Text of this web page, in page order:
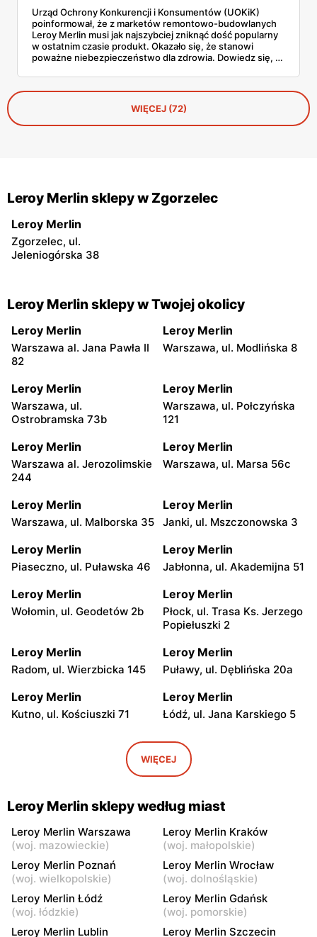
Urząd Ochrony Konkurencji i Konsumentów (UOKiK)
poinformował, że z marketów remontowo-budowlanych
Leroy Merlin musi jak najszybciej zniknąć dość popularny
w ostatnim czasie produkt. Okazało się, że stanowi
poważne niebezpieczeństwo dla zdrowia. Dowiedz się, o
WIĘCEJ (72)
Leroy Merlin sklepy w Zgorzelec
Leroy Merlin
Zgorzelec, ul.
Jeleniogórska 38
Leroy Merlin sklepy w Twojej okolicy
Leroy Merlin
Warszawa al. Jana Pawła II
82
Leroy Merlin
Warszawa, ul. Modlińska 8
Leroy Merlin
Warszawa, ul.
Ostrobramska 73b
Leroy Merlin
Warszawa, ul. Połczyńska
121
Leroy Merlin
Warszawa al. Jerozolimskie
244
Leroy Merlin
Warszawa, ul. Marsa 56c
Leroy Merlin
Warszawa, ul. Malborska 35
Leroy Merlin
Janki, ul. Mszczonowska 3
Leroy Merlin
Piaseczno, ul. Puławska 46
Leroy Merlin
Jabłonna, ul. Akademijna 51
Leroy Merlin
Wołomin, ul. Geodetów 2b
Leroy Merlin
Płock, ul. Trasa Ks. Jerzego
Popiełuszki 2
Leroy Merlin
Radom, ul. Wierzbicka 145
Leroy Merlin
Puławy, ul. Dęblińska 20a
Leroy Merlin
Kutno, ul. Kościuszki 71
Leroy Merlin
Łódź, ul. Jana Karskiego 5
Łódź, ul. Pojezierska 93
Leroy Merlin
Łódź, ul. Pabianicka 245
Bełchatów, ul. Armii
Krajowej 9
Lublin al. Spółdzielczości
Pracy 32
Leroy Merlin
Lublin al. Wincentego
Witosa 32
Leroy Merlin
Sieradz, ul. Henryka
Sienkiewicza 1
Leroy Merlin
Olsztyn, ul. Juliana Tuwima
25
Leroy Merlin
Białystok, ul. Hetmańska 18
WIĘCEJ
Leroy Merlin sklepy według miast
Leroy Merlin Warszawa
(woj. mazowieckie)
Leroy Merlin Kraków
(woj. małopolskie)
Leroy Merlin Poznań
(woj. wielkopolskie)
Leroy Merlin Wrocław
(woj. dolnośląskie)
Leroy Merlin Łódź
(woj. łódzkie)
Leroy Merlin Gdańsk
(woj. pomorskie)
Leroy Merlin Lublin
Leroy Merlin Szczecin